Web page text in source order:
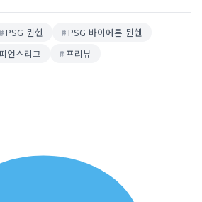
PSG 뮌헨
PSG 바이에른 뮌헨
언스리그 프리뷰